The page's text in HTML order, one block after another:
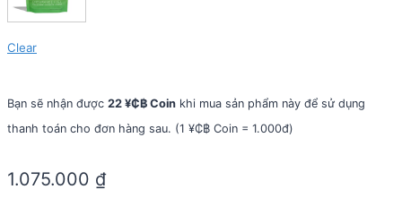
Clear
Bạn sẽ nhận được 22 ¥₵฿ Coin khi mua sản phẩm này để sử dụng
thanh toán cho đơn hàng sau. (1 ¥₵฿ Coin = 1.000đ)
1.075.000 ₫